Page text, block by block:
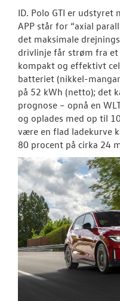
ID. Polo GTI er udstyret
APP står for “axial
det maksimale
drivlinje får strøm fra
kompakt og effektivt
batteriet (nikkel-
på 52 kWh (netto); det
prognose – opnå en
og oplades med op til
være en flad ladekurve
80 procent på cirka 24